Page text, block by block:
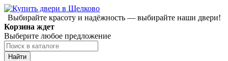
Выбирайте красоту и надёжность — выбирайте наши двери!
Корзина ждет
Выберите любое предложение
Найти